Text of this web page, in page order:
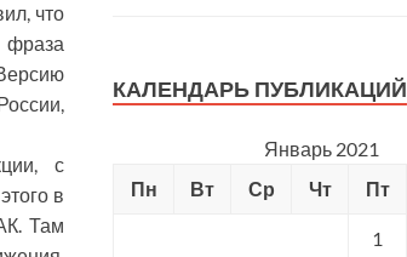
что
фраза
с
в
Там
КАЛЕНДАРЬ ПУБЛИКАЦИЙ
Январь 2021
Пн
Вт Ср Чт Пт
1